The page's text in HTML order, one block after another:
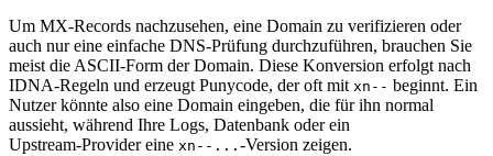
Um MX‑Records nachzusehen, eine Domain zu verifizieren oder
auch nur eine einfache DNS‑Prüfung durchzuführen, brauchen Sie
meist die ASCII‑Form der Domain. Diese Konversion erfolgt nach
IDNA‑Regeln und erzeugt Punycode, der oft mit xn-- beginnt. Ein
Nutzer könnte also eine Domain eingeben, die für ihn normal
aussieht, während Ihre Logs, Datenbank oder ein
Upstream‑Provider eine xn--... ‑Version zeigen.